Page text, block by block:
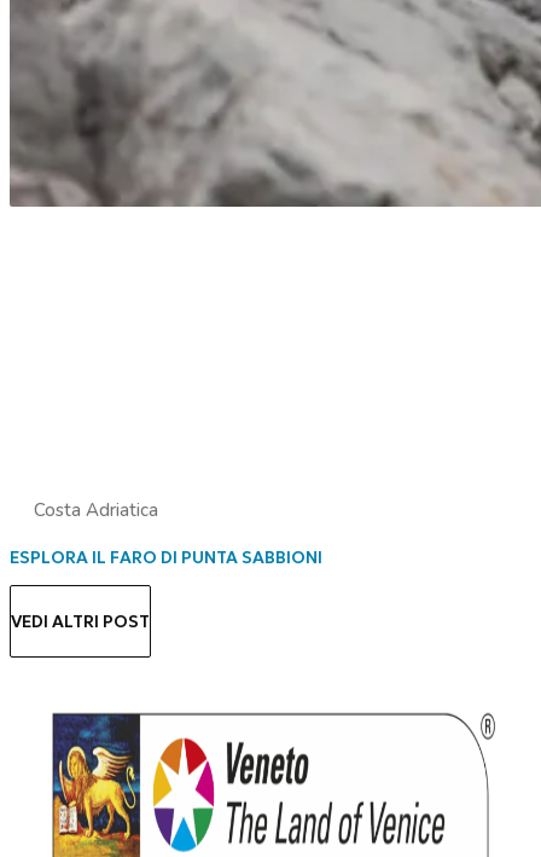
Costa Adriatica
ESPLORA IL FARO DI PUNTA SABBIONI
VEDI ALTRI POST